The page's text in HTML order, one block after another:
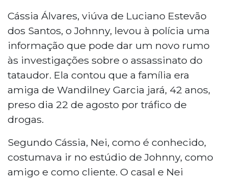
Cássia Álvares, viúva de Luciano Estevão
dos Santos, o Johnny, levou à polícia uma
informação que pode dar um novo rumo
às investigações sobre o assassinato do
tataudor. Ela contou que a família era
amiga de Wandilney Garcia jará, 42 anos,
preso dia 22 de agosto por tráfico de
drogas.
Segundo Cássia, Nei, como é conhecido,
costumava ir no estúdio de Johnny, como
amigo e como cliente. O casal e Nei